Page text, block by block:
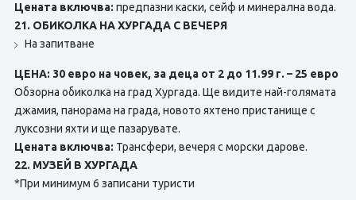
Цената включва: предпазни каски, сейф и минерална вода.
21. ОБИКОЛКА НА ХУРГАДА С ВЕЧЕРЯ
На запитване
ЦЕНА: 30 евро на човек, за деца от 2 до 11.99 г. – 25 евро
Обзорна обиколка на град Хургада. Ще видите най-голямата
джамия, панорама на града, новото яхтено пристанище с
луксозни яхти и ще пазарувате.
Цената включва: Трансфери, вечеря с морски дарове.
22. МУЗЕЙ В ХУРГАДА
*При минимум 6 записани туристи